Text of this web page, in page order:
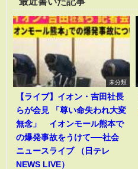
未分類
【ライブ】イオン・吉田社長
らが会見 「尊い命失われ大変
無念」 イオンモール熊本で
の爆発事故をうけて──社会
ニュースライブ （日テレ
NEWS LIVE）